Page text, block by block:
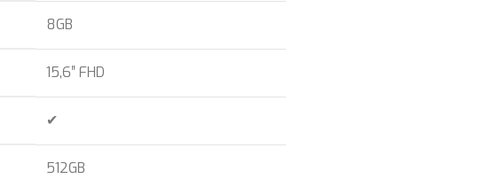
8GB
15,6″ FHD
✔
512GB